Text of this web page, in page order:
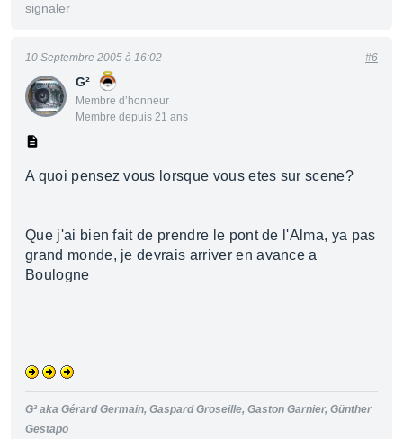
signaler
G²
Membre d’honneur
Membre depuis 21 ans
10 Septembre 2005 à 16:02 #6
A quoi pensez vous lorsque vous etes sur scene?
Que j'ai bien fait de prendre le pont de l'Alma, ya pas
grand monde, je devrais arriver en avance a
Boulogne
G² aka Gérard Germain, Gaspard Groseille, Gaston Garnier, Günther
Gestapo